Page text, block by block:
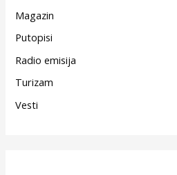
Magazin
Putopisi
Radio emisija
Turizam
Vesti